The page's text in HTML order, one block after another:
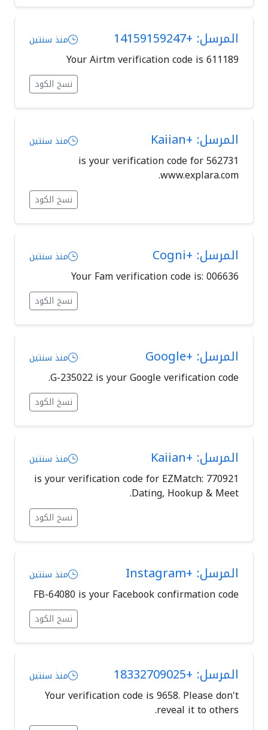
المرسل: +14159159247 منذ سنتين
Your Airtm verification code is 611189
نسخ الكود
المرسل: +Kaiian منذ سنتين
562731 is your verification code for
www.explara.com.
نسخ الكود
المرسل: +Cogni منذ سنتين
Your Fam verification code is: 006636
نسخ الكود
المرسل: +Google منذ سنتين
G-235022 is your Google verification code.
نسخ الكود
المرسل: +Kaiian منذ سنتين
770921 is your verification code for EZMatch:
Dating, Hookup & Meet.
نسخ الكود
المرسل: +Instagram منذ سنتين
FB-64080 is your Facebook confirmation code
نسخ الكود
المرسل: +18332709025 منذ سنتين
Your verification code is 9658. Please don't
reveal it to others.